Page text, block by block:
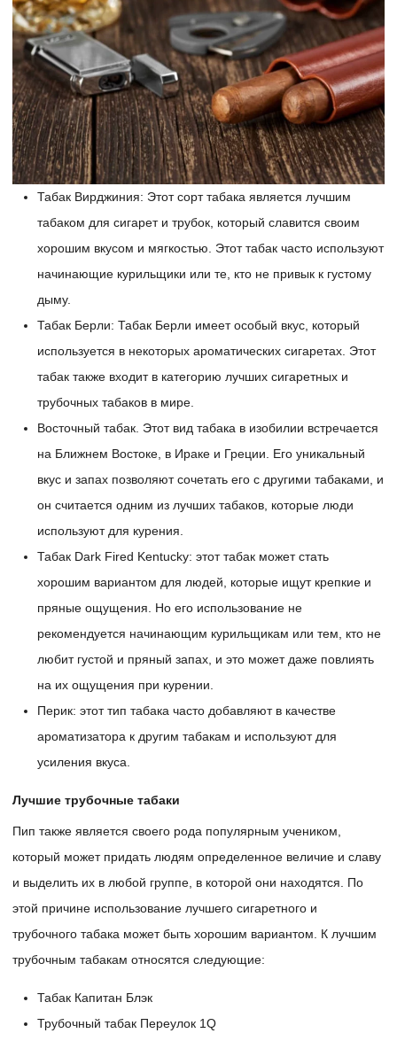
Табак Вирджиния: Этот сорт табака является лучшим
табаком для сигарет и трубок, который славится своим
хорошим вкусом и мягкостью. Этот табак часто используют
начинающие курильщики или те, кто не привык к густому
дыму.
Табак Берли: Табак Берли имеет особый вкус, который
используется в некоторых ароматических сигаретах. Этот
табак также входит в категорию лучших сигаретных и
трубочных табаков в мире.
Восточный табак. Этот вид табака в изобилии встречается
на Ближнем Востоке, в Ираке и Греции. Его уникальный
вкус и запах позволяют сочетать его с другими табаками, и
он считается одним из лучших табаков, которые люди
используют для курения.
Табак Dark Fired Kentucky: этот табак может стать
хорошим вариантом для людей, которые ищут крепкие и
пряные ощущения. Но его использование не
рекомендуется начинающим курильщикам или тем, кто не
любит густой и пряный запах, и это может даже повлиять
на их ощущения при курении.
Перик: этот тип табака часто добавляют в качестве
ароматизатора к другим табакам и используют для
усиления вкуса.
Лучшие трубочные табаки
Пип также является своего рода популярным учеником,
который может придать людям определенное величие и славу
и выделить их в любой группе, в которой они находятся. По
этой причине использование лучшего сигаретного и
трубочного табака может быть хорошим вариантом. К лучшим
трубочным табакам относятся следующие:
Табак Капитан Блэк
Трубочный табак Переулок 1Q